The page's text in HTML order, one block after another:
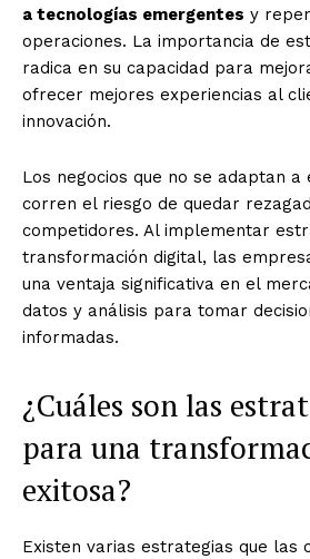
a tecnologías emergentes y
operaciones. La importancia de
radica en su capacidad para
ofrecer mejores experiencias al
innovación.
Los negocios que no se adaptan a
corren el riesgo de quedar
competidores. Al implementar
transformación digital, las
una ventaja significativa en el
datos y análisis para tomar
informadas.
¿Cuáles son las
para una
exitosa?
Existen varias estrategias que las